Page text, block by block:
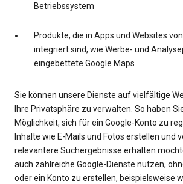
Betriebssystem
Produkte, die in Apps und Websites
integriert sind, wie Werbe- und
eingebettete Google Maps
Sie können unsere Dienste auf vielfältige
Ihre Privatsphäre zu verwalten. So haben
Möglichkeit, sich für ein Google-Konto zu
Inhalte wie E-Mails und Fotos erstellen und
relevantere Suchergebnisse erhalten
auch zahlreiche Google-Dienste nutzen,
oder ein Konto zu erstellen, beispielsweise